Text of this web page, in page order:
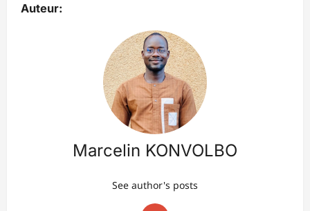
Auteur:
Marcelin KONVOLBO
See author's posts